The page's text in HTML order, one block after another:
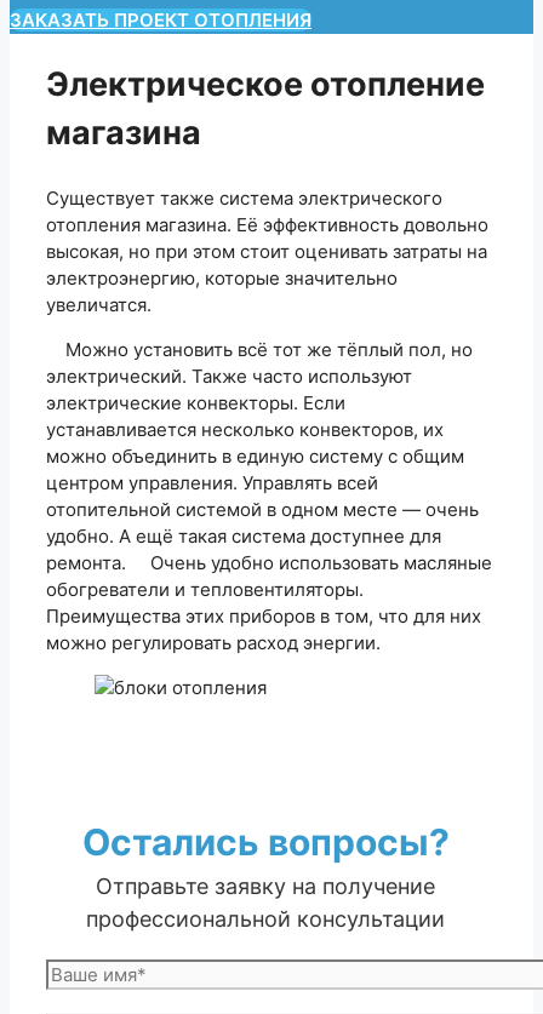
ЗАКАЗАТЬ ПРОЕКТ ОТОПЛЕНИЯ
Электрическое отопление
магазина
Существует также система электрического
отопления магазина. Её эффективность довольно
высокая, но при этом стоит оценивать затраты на
электроэнергию, которые значительно
увеличатся.
Можно установить всё тот же тёплый пол, но
электрический. Также часто используют
электрические конвекторы. Если
устанавливается несколько конвекторов, их
можно объединить в единую систему с общим
центром управления. Управлять всей
отопительной системой в одном месте — очень
удобно. А ещё такая система доступнее для
ремонта. Очень удобно использовать масляные
обогреватели и тепловентиляторы.
Преимущества этих приборов в том, что для них
можно регулировать расход энергии.
Остались вопросы?
Отправьте заявку на получение
профессиональной консультации